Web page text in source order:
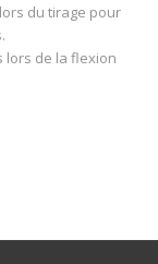
du tirage pour
lors de la flexion